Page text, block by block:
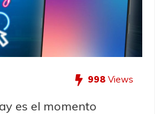
998 Views
es el momento